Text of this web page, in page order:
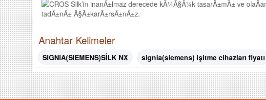
Anahtar Kelimeler
SIGNIA(SIEMENS)SİLK NX signia(siemens) işitme cihazları fiyatı